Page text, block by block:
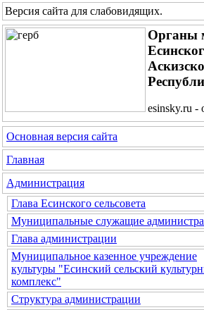
Версия сайта для слабовидящих.
Органы
esinsky.ru -
Основная версия сайта
Главная
Администрация
Глава Есинского сельсовета
Муниципальные служащие
Глава администрации
Муниципальное казенное учреждение
культуры "Есинский сельский
комплекс"
Структура администрации